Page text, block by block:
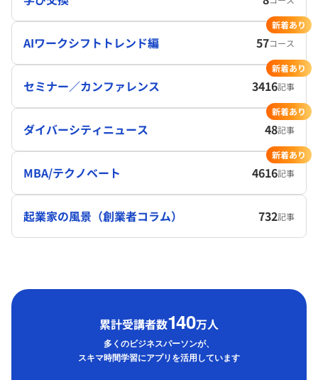
AIワークシフトトレンド編 57コース
新着あり
セミナー／カンファレンス 3416記事
新着あり
ダイバーシティニュース 48記事
新着あり
MBA/テクノベート 4616記事
新着あり
起業家の風景（創業者コラム） 732記事
累計受講者数140万人
多くのビジネスパーソンが、
スキマ時間学習にアプリを活用しています